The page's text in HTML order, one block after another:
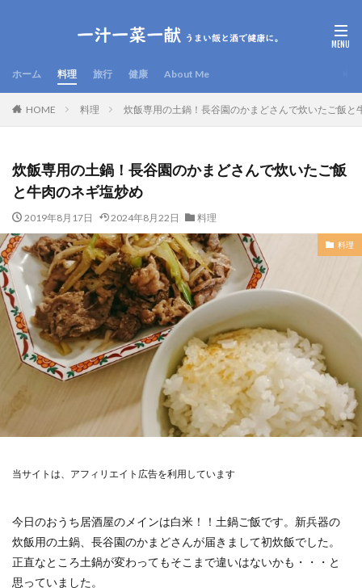
ホーム 料理 旅行 健康 About Me
HOME 料理 炊飯専用の土鍋！長谷園のかまどさんで炊いたご飯と
炊飯専用の土鍋！長谷園のかまどさんで炊いたご飯
と牛肉のネギ塩炒め
2019年8月17日 2024年8月22日 料理
料理
当サイトは、アフィリエイト広告を利用しています
今日のおうち居酒屋のメインは白米！！土鍋ご飯です。新兵器の
炊飯用の土鍋、長谷園のかまどさんが届きまして初炊飯でした。
正直なところ土鍋が変わってもそこまで違いはないかも・・・と
思っていました。